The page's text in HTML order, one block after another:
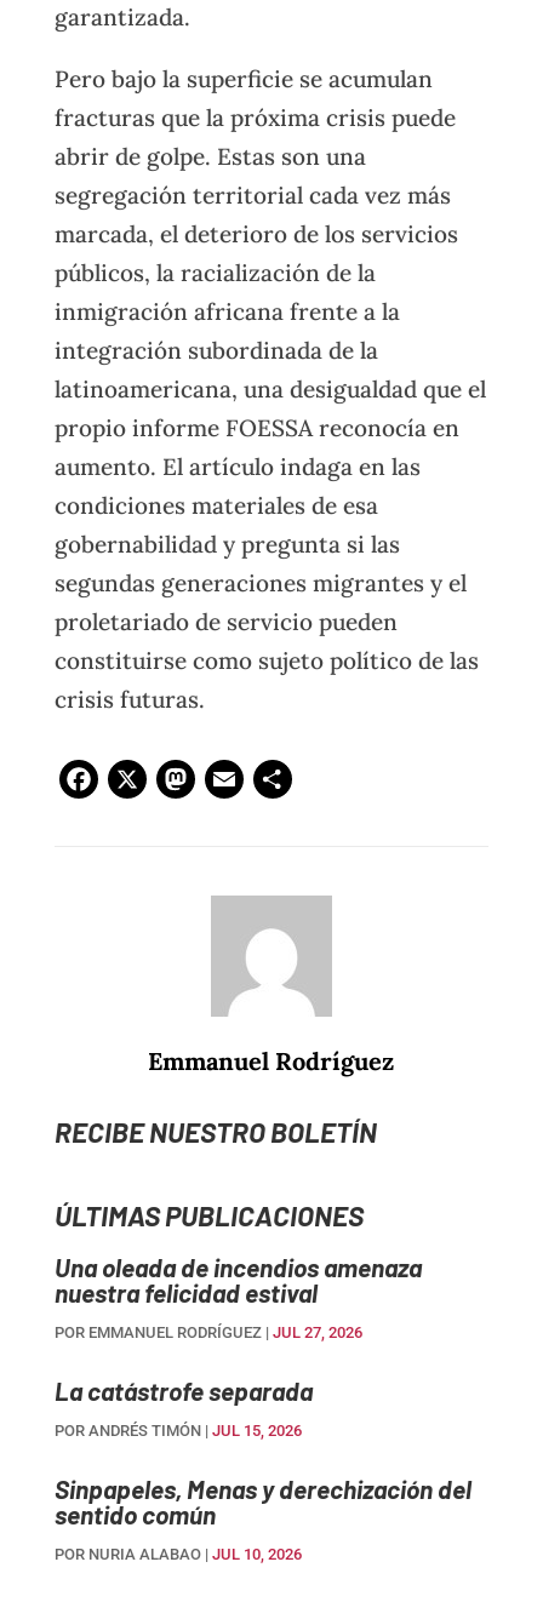
garantizada.
Pero bajo la superficie se acumulan
fracturas que la próxima crisis puede
abrir de golpe. Estas son una
segregación territorial cada vez más
marcada, el deterioro de los servicios
públicos, la racialización de la
inmigración africana frente a la
integración subordinada de la
latinoamericana, una desigualdad que el
propio informe FOESSA reconocía en
aumento. El artículo indaga en las
condiciones materiales de esa
gobernabilidad y pregunta si las
segundas generaciones migrantes y el
proletariado de servicio pueden
constituirse como sujeto político de las
crisis futuras.
Facebook
X Mastodon
Email
Emmanuel Rodríguez
RECIBE NUESTRO BOLETÍN
ÚLTIMAS PUBLICACIONES
Una oleada de incendios amenaza
nuestra felicidad estival
POR EMMANUEL RODRÍGUEZ| JUL 27, 2026
La catástrofe separada
POR ANDRÉS TIMÓN| JUL 15, 2026
Sinpapeles, Menas y derechización del
sentido común
POR NURIA ALABAO| JUL 10, 2026